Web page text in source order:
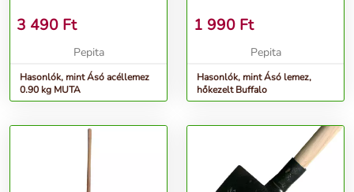
3 490 Ft
Pepita
Hasonlók, mint Ásó acéllemez
0.90 kg MUTA
1 990 Ft
Pepita
Hasonlók, mint Ásó lemez,
hőkezelt Buffalo